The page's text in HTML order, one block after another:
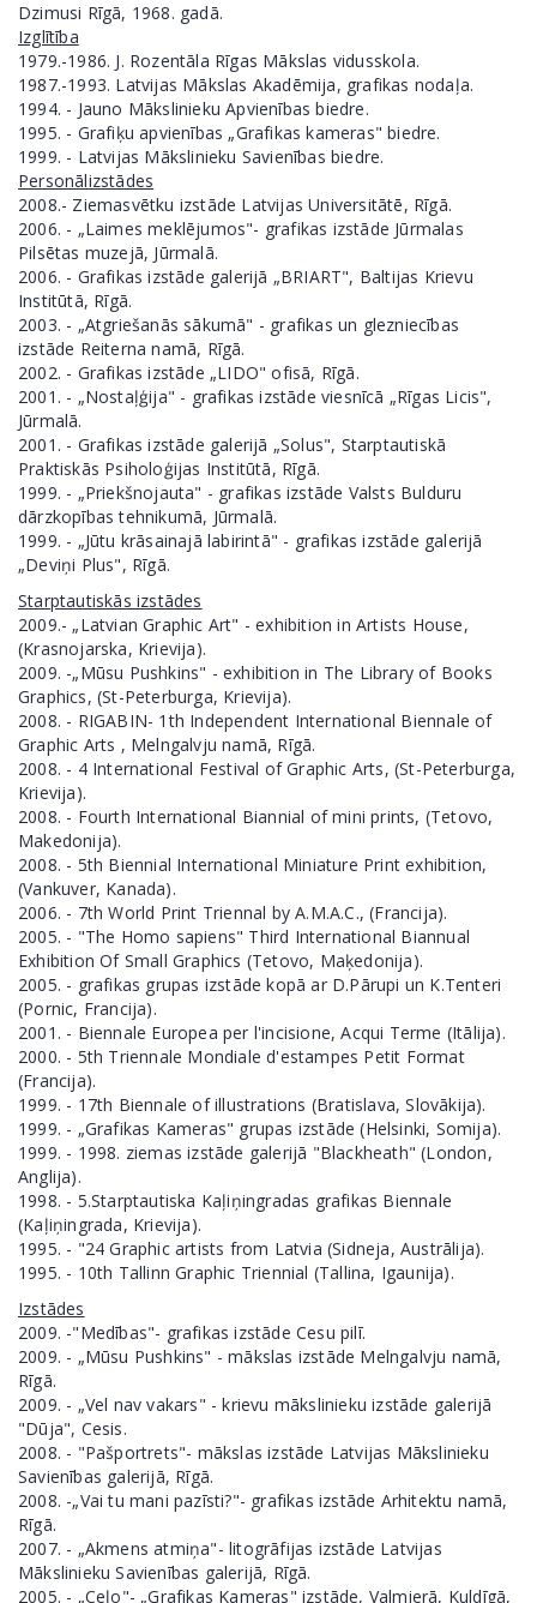
Dzimusi Rīgā, 1968. gadā.
Izglītība
1979.-1986. J. Rozentāla Rīgas Mākslas vidusskola.
1987.-1993. Latvijas Mākslas Akadēmija, grafikas nodaļa.
1994. - Jauno Mākslinieku Apvienības biedre.
1995. - Grafiķu apvienības „Grafikas kameras" biedre.
1999. - Latvijas Mākslinieku Savienības biedre.
Personālizstādes
2008.- Ziemasvētku izstāde Latvijas Universitātē, Rīgā.
2006. - „Laimes meklējumos"- grafikas izstāde Jūrmalas
Pilsētas muzejā, Jūrmalā.
2006. - Grafikas izstāde galerijā „BRIART", Baltijas Krievu
Institūtā, Rīgā.
2003. - „Atgriešanās sākumā" - grafikas un glezniecības
izstāde Reiterna namā, Rīgā.
2002. - Grafikas izstāde „LIDO" ofisā, Rīgā.
2001. - „Nostaļģija" - grafikas izstāde viesnīcā „Rīgas Licis",
Jūrmalā.
2001. - Grafikas izstāde galerijā „Solus", Starptautiskā
Praktiskās Psiholoģijas Institūtā, Rīgā.
1999. - „Priekšnojauta" - grafikas izstāde Valsts Bulduru
dārzkopības tehnikumā, Jūrmalā.
1999. - „Jūtu krāsainajā labirintā" - grafikas izstāde galerijā
„Deviņi Plus", Rīgā.
Starptautiskās izstādes
2009.- „Latvian Graphic Art" - exhibition in Artists House,
(Krasnojarska, Krievija).
2009. -„Mūsu Pushkins" - exhibition in The Library of Books
Graphics, (St-Peterburga, Krievija).
2008. - RIGABIN- 1th Independent International Biennale of
Graphic Arts , Melngalvju namā, Rīgā.
2008. - 4 International Festival of Graphic Arts, (St-Peterburga,
Krievija).
2008. - Fourth International Biannial of mini prints, (Tetovo,
Makedonija).
2008. - 5th Biennial International Miniature Print exhibition,
(Vankuver, Kanada).
2006. - 7th World Print Triennal by A.M.A.C., (Francija).
2005. - "The Homo sapiens" Third International Biannual
Exhibition Of Small Graphics (Tetovo, Maķedonija).
2005. - grafikas grupas izstāde kopā ar D.Pārupi un K.Tenteri
(Pornic, Francija).
2001. - Biennale Europea per l'incisione, Acqui Terme (Itālija).
2000. - 5th Triennale Mondiale d'estampes Petit Format
(Francija).
1999. - 17th Biennale of illustrations (Bratislava, Slovākija).
1999. - „Grafikas Kameras" grupas izstāde (Helsinki, Somija).
1999. - 1998. ziemas izstāde galerijā "Blackheath" (London,
Anglija).
1998. - 5.Starptautiska Kaļiņingradas grafikas Biennale
(Kaļiņingrada, Krievija).
1995. - "24 Graphic artists from Latvia (Sidneja, Austrālija).
1995. - 10th Tallinn Graphic Triennial (Tallina, Igaunija).
Izstādes
2009. -"Medības"- grafikas izstāde Cesu pilī.
2009. - „Mūsu Pushkins" - mākslas izstāde Melngalvju namā,
Rīgā.
2009. - „Vel nav vakars" - krievu mākslinieku izstāde galerijā
"Dūja", Cesis.
2008. - "Pašportrets"- mākslas izstāde Latvijas Mākslinieku
Savienības galerijā, Rīgā.
2008. -„Vai tu mani pazīsti?"- grafikas izstāde Arhitektu namā,
Rīgā.
2007. - „Аkmens atmiņa"- litogrāfijas izstāde Latvijas
Mākslinieku Savienības galerijā, Rīgā.
2005. - „Ceļo"- „Grafikas Kameras" izstāde, Valmierā, Kuldīgā,